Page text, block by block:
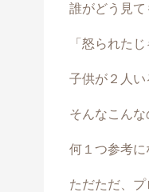
誰がどう見て
「怒られた
子供が２人
そんなこん
何１つ参考
ただただ、